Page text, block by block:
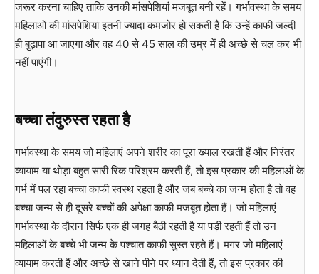
जरूर करना चाहिए ताकि उनकी मांसपेशियां मजबूत बनी रहें। गर्भावस्था के समय
महिलाओं की मांसपेशियां इतनी ज्यादा कमजोर हो सकती हैं कि उन्हें काफी जल्दी
ही बुढ़ापा आ जाएगा और वह 40 से 45 साल की उम्र में ही अच्छे से चल कर भी
नहीं पाएंगी।
बच्चा तंदुरुस्त रहता है
गर्भावस्था के समय जो महिलाएं अपने शरीर का पूरा ख्याल रखती हैं और निरंतर
व्यायाम या थोड़ा बहुत सारी रिक परिश्रम करती हैं, तो इस प्रकार की महिलाओं के
गर्भ में पल रहा बच्चा काफी स्वस्थ रहता है और जब बच्चे का जन्म होता है तो वह
बच्चा जन्म से ही दूसरे बच्चों की अपेक्षा काफी मजबूत होता हैं। जो महिलाएं
गर्भावस्था के दौरान सिर्फ एक ही जगह बैठी रहती है या पड़ी रहती हैं तो उन
महिलाओं के बच्चे भी जन्म के पश्चात काफी सुस्त रहते हैं। मगर जो महिलाएं
व्यायाम करती हैं और अच्छे से खाने पीने पर ध्यान देती हैं, तो इस प्रकार की